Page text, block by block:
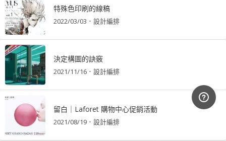
特殊色印刷的線稿
2022/03/03 ． 設計編排
決定構圖的訣竅
2021/11/16 ． 設計編排
留白｜Laforet 購物中心促銷活動
2021/08/19 ． 設計編排